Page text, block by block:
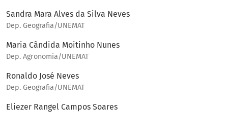
Sandra Mara Alves da Silva Neves
Dep. Geografia/UNEMAT
Maria Cândida Moitinho Nunes
Dep. Agronomia/UNEMAT
Ronaldo José Neves
Dep. Geografia/UNEMAT
Eliezer Rangel Campos Soares